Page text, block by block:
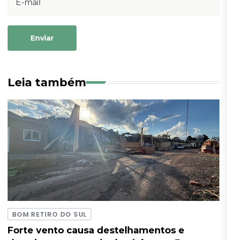
Enviar
Leia também
BOM RETIRO DO SUL
Forte vento causa destelhamentos e